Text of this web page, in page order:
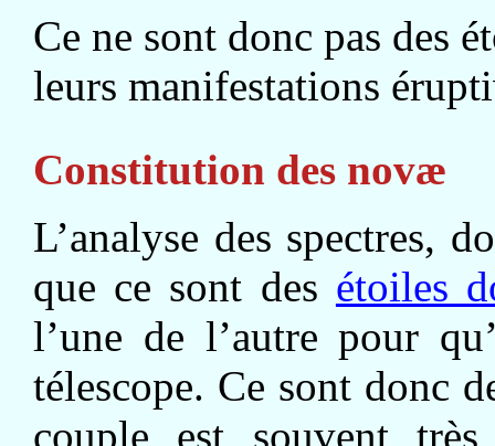
Ce ne sont donc pas des
leurs manifestations
Constitution des novæ
L’analyse des spectres,
que ce sont des étoiles
l’une de l’autre pour
télescope. Ce sont donc
couple est souvent